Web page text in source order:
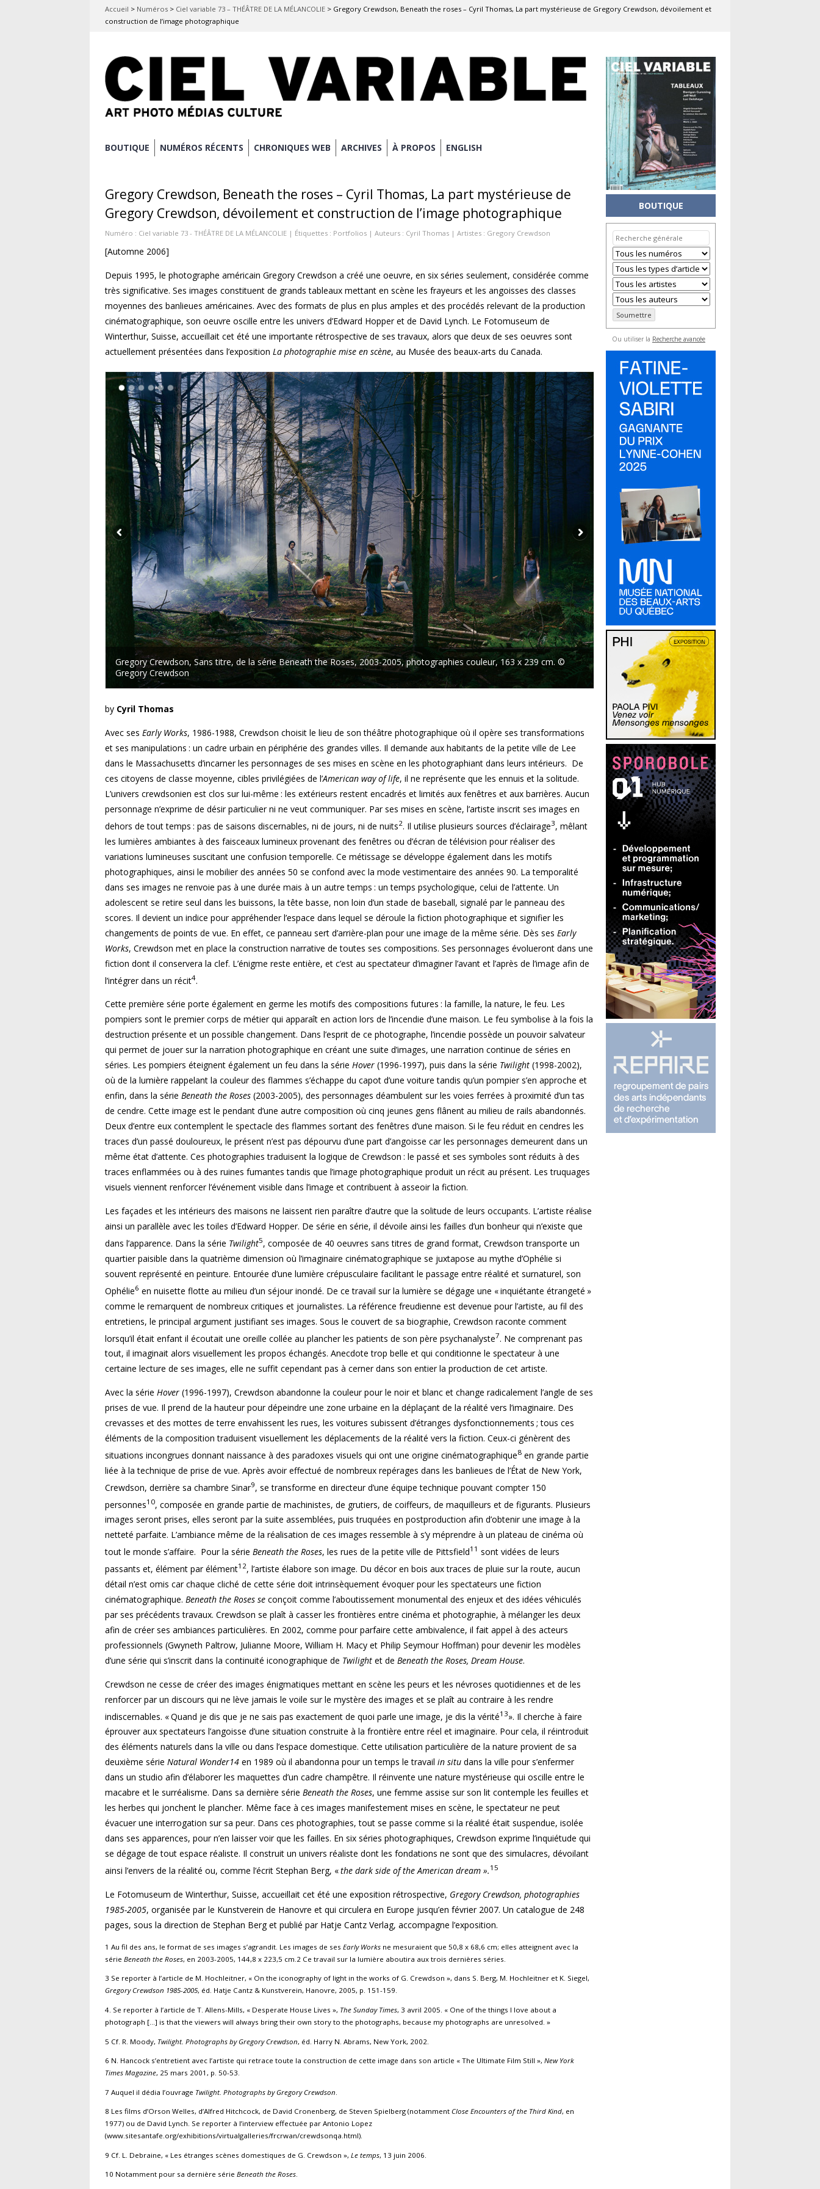
Accueil > Numéros > Ciel variable 73 – THÉÂTRE DE LA MÉLANCOLIE > Gregory Crewdson, Beneath the roses – Cyril Thomas, La part mystérieuse de Gregory Crewdson, dévoilement et
construction de l’image photographique
Aller
principal
BOUTIQUE NUMÉROS RÉCENTS CHRONIQUES WEB ARCHIVES À PROPOS ENGLISH
Gregory Crewdson, Beneath the roses – Cyril Thomas, La part mystérieuse de
Gregory Crewdson, dévoilement et construction de l’image photographique
Numéro : Ciel variable 73 - THÉÂTRE DE LA MÉLANCOLIE | Étiquettes : Portfolios | Auteurs : Cyril Thomas | Artistes : Gregory Crewdson
[Automne 2006]
Depuis 1995, le photographe américain Gregory Crewdson a créé une oeuvre, en six séries seulement, considérée comme
très significative. Ses images constituent de grands tableaux mettant en scène les frayeurs et les angoisses des classes
moyennes des banlieues américaines. Avec des formats de plus en plus amples et des procédés relevant de la production
cinématographique, son oeuvre oscille entre les univers d’Edward Hopper et de David Lynch. Le Fotomuseum de
Winterthur, Suisse, accueillait cet été une importante rétrospective de ses travaux, alors que deux de ses oeuvres sont
actuellement présentées dans l’exposition La photographie mise en scène, au Musée des beaux-arts du Canada.
Gregory Crewdson, Sans titre, de la série Beneath the Roses, 2003-2005, photographies couleur, 163 x 239 cm. ©
Gregory Crewdson
by Cyril Thomas
Avec ses Early Works, 1986-1988, Crewdson choisit le lieu de son théâtre photographique où il opère ses transformations
et ses manipulations : un cadre urbain en périphérie des grandes villes. Il demande aux habitants de la petite ville de Lee
dans le Massachusetts d’incarner les personnages de ses mises en scène en les photographiant dans leurs intérieurs. De
ces citoyens de classe moyenne, cibles privilégiées de l’American way of life, il ne représente que les ennuis et la solitude.
L’univers crewdsonien est clos sur lui-même : les extérieurs restent encadrés et limités aux fenêtres et aux barrières. Aucun
personnage n’exprime de désir particulier ni ne veut communiquer. Par ses mises en scène, l’artiste inscrit ses images en
dehors de tout temps : pas de saisons discernables, ni de jours, ni de nuits2. Il utilise plusieurs sources d’éclairage3, mêlant
les lumières ambiantes à des faisceaux lumineux provenant des fenêtres ou d’écran de télévision pour réaliser des
variations lumineuses suscitant une confusion temporelle. Ce métissage se développe également dans les motifs
photographiques, ainsi le mobilier des années 50 se confond avec la mode vestimentaire des années 90. La temporalité
dans ses images ne renvoie pas à une durée mais à un autre temps : un temps psychologique, celui de l’attente. Un
adolescent se retire seul dans les buissons, la tête basse, non loin d’un stade de baseball, signalé par le panneau des
scores. Il devient un indice pour appréhender l’espace dans lequel se déroule la fiction photographique et signifier les
changements de points de vue. En effet, ce panneau sert d’arrière-plan pour une image de la même série. Dès ses Early
Works, Crewdson met en place la construction narrative de toutes ses compositions. Ses personnages évolueront dans une
fiction dont il conservera la clef. L’énigme reste entière, et c’est au spectateur d’imaginer l’avant et l’après de l’image afin de
l’intégrer dans un récit4.
Cette première série porte également en germe les motifs des compositions futures : la famille, la nature, le feu. Les
pompiers sont le premier corps de métier qui apparaît en action lors de l’incendie d’une maison. Le feu symbolise à la fois la
destruction présente et un possible changement. Dans l’esprit de ce photographe, l’incendie possède un pouvoir salvateur
qui permet de jouer sur la narration photographique en créant une suite d’images, une narration continue de séries en
séries. Les pompiers éteignent également un feu dans la série Hover (1996-1997), puis dans la série Twilight (1998-2002),
où de la lumière rappelant la couleur des flammes s’échappe du capot d’une voiture tandis qu’un pompier s’en approche et
enfin, dans la série Beneath the Roses (2003-2005), des personnages déambulent sur les voies ferrées à proximité d’un tas
de cendre. Cette image est le pendant d’une autre composition où cinq jeunes gens flânent au milieu de rails abandonnés.
Deux d’entre eux contemplent le spectacle des flammes sortant des fenêtres d’une maison. Si le feu réduit en cendres les
traces d’un passé douloureux, le présent n’est pas dépourvu d’une part d’angoisse car les personnages demeurent dans un
même état d’attente. Ces photographies traduisent la logique de Crewdson : le passé et ses symboles sont réduits à des
traces enflammées ou à des ruines fumantes tandis que l’image photographique produit un récit au présent. Les truquages
visuels viennent renforcer l’événement visible dans l’image et contribuent à asseoir la fiction.
Les façades et les intérieurs des maisons ne laissent rien paraître d’autre que la solitude de leurs occupants. L’artiste réalise
ainsi un parallèle avec les toiles d’Edward Hopper. De série en série, il dévoile ainsi les failles d’un bonheur qui n’existe que
dans l’apparence. Dans la série Twilight5, composée de 40 oeuvres sans titres de grand format, Crewdson transporte un
quartier paisible dans la quatrième dimension où l’imaginaire cinématographique se juxtapose au mythe d’Ophélie si
souvent représenté en peinture. Entourée d’une lumière crépusculaire facilitant le passage entre réalité et surnaturel, son
Ophélie6 en nuisette flotte au milieu d’un séjour inondé. De ce travail sur la lumière se dégage une « inquiétante étrangeté »
comme le remarquent de nombreux critiques et journalistes. La référence freudienne est devenue pour l’artiste, au fil des
entretiens, le principal argument justifiant ses images. Sous le couvert de sa biographie, Crewdson raconte comment
lorsqu’il était enfant il écoutait une oreille collée au plancher les patients de son père psychanalyste7. Ne comprenant pas
tout, il imaginait alors visuellement les propos échangés. Anecdote trop belle et qui conditionne le spectateur à une
certaine lecture de ses images, elle ne suffit cependant pas à cerner dans son entier la production de cet artiste.
Avec la série Hover (1996-1997), Crewdson abandonne la couleur pour le noir et blanc et change radicalement l’angle de ses
prises de vue. Il prend de la hauteur pour dépeindre une zone urbaine en la déplaçant de la réalité vers l’imaginaire. Des
crevasses et des mottes de terre envahissent les rues, les voitures subissent d’étranges dysfonctionnements ; tous ces
éléments de la composition traduisent visuellement les déplacements de la réalité vers la fiction. Ceux-ci génèrent des
situations incongrues donnant naissance à des paradoxes visuels qui ont une origine cinématographique8 en grande partie
liée à la technique de prise de vue. Après avoir effectué de nombreux repérages dans les banlieues de l’État de New York,
Crewdson, derrière sa chambre Sinar9, se transforme en directeur d’une équipe technique pouvant compter 150
personnes10, composée en grande partie de machinistes, de grutiers, de coiffeurs, de maquilleurs et de figurants. Plusieurs
images seront prises, elles seront par la suite assemblées, puis truquées en postproduction afin d’obtenir une image à la
netteté parfaite. L’ambiance même de la réalisation de ces images ressemble à s’y méprendre à un plateau de cinéma où
tout le monde s’affaire. Pour la série Beneath the Roses, les rues de la petite ville de Pittsfield11 sont vidées de leurs
passants et, élément par élément12, l’artiste élabore son image. Du décor en bois aux traces de pluie sur la route, aucun
détail n’est omis car chaque cliché de cette série doit intrinsèquement évoquer pour les spectateurs une fiction
cinématographique. Beneath the Roses se conçoit comme l’aboutissement monumental des enjeux et des idées véhiculés
par ses précédents travaux. Crewdson se plaît à casser les frontières entre cinéma et photographie, à mélanger les deux
afin de créer ses ambiances particulières. En 2002, comme pour parfaire cette ambivalence, il fait appel à des acteurs
professionnels (Gwyneth Paltrow, Julianne Moore, William H. Macy et Philip Seymour Hoffman) pour devenir les modèles
d’une série qui s’inscrit dans la continuité iconographique de Twilight et de Beneath the Roses, Dream House.
Crewdson ne cesse de créer des images énigmatiques mettant en scène les peurs et les névroses quotidiennes et de les
renforcer par un discours qui ne lève jamais le voile sur le mystère des images et se plaît au contraire à les rendre
indiscernables. « Quand je dis que je ne sais pas exactement de quoi parle une image, je dis la vérité13». Il cherche à faire
éprouver aux spectateurs l’angoisse d’une situation construite à la frontière entre réel et imaginaire. Pour cela, il réintroduit
des éléments naturels dans la ville ou dans l’espace domestique. Cette utilisation particulière de la nature provient de sa
deuxième série Natural Wonder14 en 1989 où il abandonna pour un temps le travail in situ dans la ville pour s’enfermer
dans un studio afin d’élaborer les maquettes d’un cadre champêtre. Il réinvente une nature mystérieuse qui oscille entre le
macabre et le surréalisme. Dans sa dernière série Beneath the Roses, une femme assise sur son lit contemple les feuilles et
les herbes qui jonchent le plancher. Même face à ces images manifestement mises en scène, le spectateur ne peut
évacuer une interrogation sur sa peur. Dans ces photographies, tout se passe comme si la réalité était suspendue, isolée
dans ses apparences, pour n’en laisser voir que les failles. En six séries photographiques, Crewdson exprime l’inquiétude qui
se dégage de tout espace réaliste. Il construit un univers réaliste dont les fondations ne sont que des simulacres, dévoilant
ainsi l’envers de la réalité ou, comme l’écrit Stephan Berg, «the dark side of the American dream ». 15
Le Fotomuseum de Winterthur, Suisse, accueillait cet été une exposition rétrospective, Gregory Crewdson, photographies
1985-2005, organisée par le Kunstverein de Hanovre et qui circulera en Europe jusqu’en février 2007. Un catalogue de 248
pages, sous la direction de Stephan Berg et publié par Hatje Cantz Verlag, accompagne l’exposition.
1 Au fil des ans, le format de ses images s’agrandit. Les images de ses Early Works ne mesuraient que 50,8 x 68,6 cm; elles atteignent avec la
série Beneath the Roses, en 2003-2005, 144,8 x 223,5 cm.2 Ce travail sur la lumière aboutira aux trois dernières séries.
3 Se reporter à l’article de M. Hochleitner, « On the iconography of light in the works of G. Crewdson », dans S. Berg, M. Hochleitner et K. Siegel,
Gregory Crewdson 1985-2005, éd. Hatje Cantz & Kunstverein, Hanovre, 2005, p. 151-159.
4. Se reporter à l’article de T. Allens-Mills, « Desperate House Lives », The Sunday Times, 3 avril 2005. « One of the things I love about a
photograph […] is that the viewers will always bring their own story to the photographs, because my photographs are unresolved. »
5 Cf. R. Moody, Twilight. Photographs by Gregory Crewdson, éd. Harry N. Abrams, New York, 2002.
6 N. Hancock s’entretient avec l’artiste qui retrace toute la construction de cette image dans son article « The Ultimate Film Still », New York
Times Magazine, 25 mars 2001, p. 50-53.
7 Auquel il dédia l’ouvrage Twilight. Photographs by Gregory Crewdson
8 Les films d’Orson Welles, d’Alfred Hitchcock, de David Cronenberg, de Steven Spielberg (notamment Close Encounters of the Third Kind, en
1977) ou de David Lynch. Se reporter à l’interview effectuée par Antonio Lopez
(www.sitesantafe.org/exhibitions/virtualgalleries/frcrwan/crewdsonqa.html).
9 Cf. L. Debraine, « Les étranges scènes domestiques de G. Crewdson », Le temps, 13 juin 2006.
10 Notamment pour sa dernière série Beneath the Roses.
BOUTIQUE
Ou utiliser la Recherche avancée